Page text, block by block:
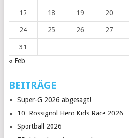
17 18 19 20
24 25 26 27
31
« Feb.
BEITRÄGE
Super-G 2026 abgesagt!
10. Rossignol Hero Kids Race 2026
Sportball 2026